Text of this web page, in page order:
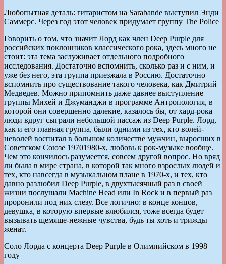
Любопытная деталь: гитаристом на Sarabande выступил Энди
Саммерс. Через год этот человек придумает группу The Police
Говорить о том, что значит Лорд как член Deep Purple для
российских поклонников классического рока, здесь много не
стоит: эта тема заслуживает отдельного подробного
исследования. Достаточно вспомнить, сколько раз и с ним, и
уже без него, эта группа приезжала в Россию. Достаточно
вспомнить про существование такого человека, как Дмитрий
Медведев. Можно припомнить даже давнее выступление
группы Михей и Джуманджи в программе Антропология, в
которой они совершенно далекие, казалось бы, от хард-рока
люди вдруг сыграли небольшой пассаж из Deep Purple. Лорд,
как и его главная группа, были одними из тех, кто волей-
неволей воспитал в большом количестве мужчин, выросших в
Советском Союзе 19701980-х, любовь к рок-музыке вообще.
Чем это кончилось разумеется, совсем другой вопрос. Но вряд
ли была в мире страна, в которой так много взрослых людей и
тех, кто навсегда в музыкальном плане в 1970-х, и тех, кто
давно разлюбил Deep Purple, в двухтысячный раз в своей
жизни послушали Machine Head или In Rock и в первый раз
проронили под них слезу. Все логично: в конце концов,
девушка, в которую впервые влюбился, тоже всегда будет
вызывать щемяще-нежные чувства, будь ты хоть и трижды
женат.
Соло Лорда с концерта Deep Purple в Олимпийском в 1998
году